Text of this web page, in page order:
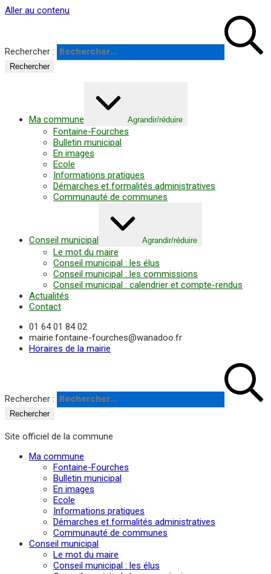
Panneau de gestion des cookies
Aller au contenu
Rechercher :
Ma commune Agrandir/réduire
Fontaine-Fourches
Bulletin municipal
En images
Ecole
Informations pratiques
Démarches et formalités administratives
Communauté de communes
Conseil municipal Agrandir/réduire
Le mot du maire
Conseil municipal : les élus
Conseil municipal : les commissions
Conseil municipal : calendrier et compte-rendus
Actualités
Contact
01 64 01 84 02
mairie.fontaine-fourches@wanadoo.fr
Horaires de la mairie
Rechercher :
Site officiel de la commune
Ma commune
Fontaine-Fourches
Bulletin municipal
En images
Ecole
Informations pratiques
Démarches et formalités administratives
Communauté de communes
Conseil municipal
Le mot du maire
Conseil municipal : les élus